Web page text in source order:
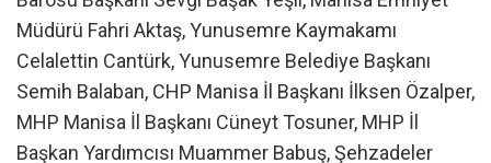
Müdürü Fahri Aktaş, Yunusemre Kaymakamı
Celalettin Cantürk, Yunusemre Belediye Başkanı
Semih Balaban, CHP Manisa İl Başkanı İlksen Özalper,
MHP Manisa İl Başkanı Cüneyt Tosuner, MHP İl
Başkan Yardımcısı Muammer Babuş, Şehzadeler